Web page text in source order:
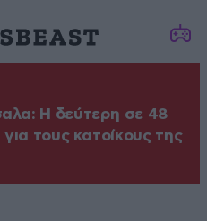
Η δεύτερη σε 48
τους κατοίκους της